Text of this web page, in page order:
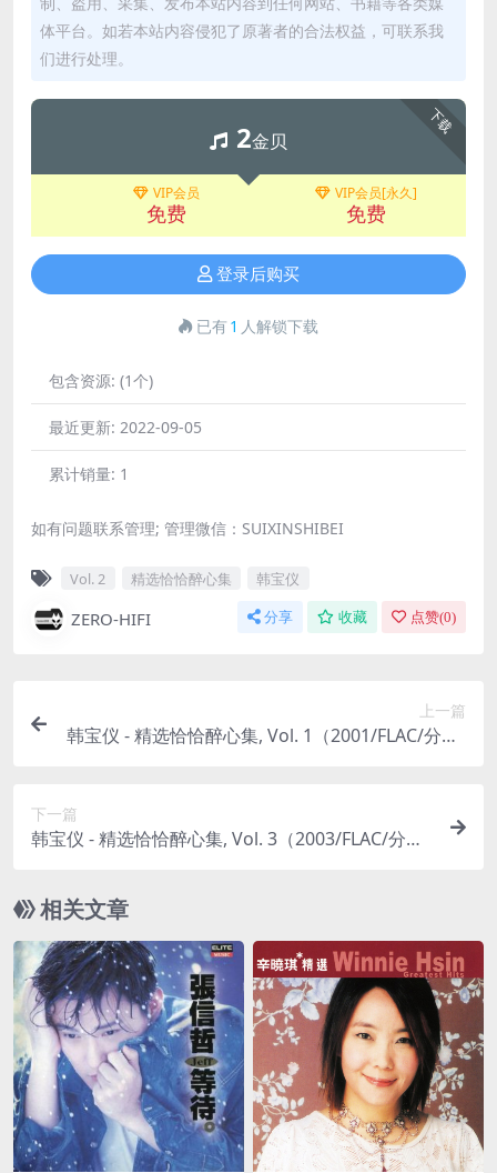
体平台。如若本站内容侵犯了原著者的合法权益，可联系我
们进行处理。
下载
2金贝
VIP会员
免费
VIP会员[永久]
免费
登录后购买
已有1 人解锁下载
包含资源: (1个)
最近更新: 2022-09-05
累计销量: 1
如有问题联系管理; 管理微信：SUIXINSHIBEI
Vol. 2 精选恰恰醉心集 韩宝仪
ZERO-HIFI 分享 收藏 点赞(0)
上一篇
韩宝仪 - 精选恰恰醉心集, Vol. 1（2001/FLAC/分轨/
下一篇
韩宝仪 - 精选恰恰醉心集, Vol. 3（2003/FLAC/分轨/
相关文章